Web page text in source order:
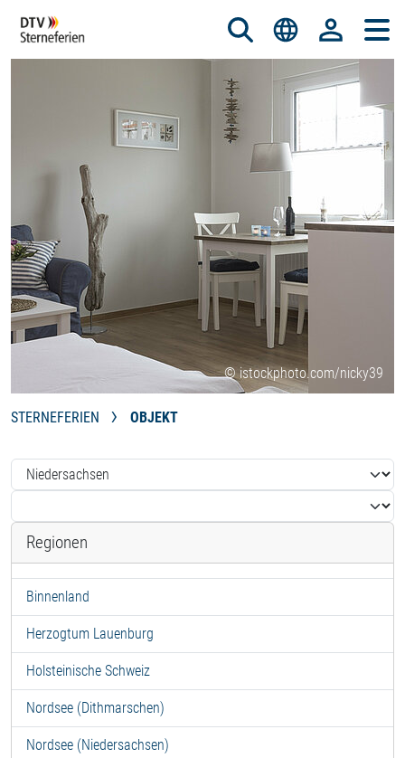
© istockphoto.com/nicky39
STERNEFERIEN OBJEKT
Regionen
Binnenland
Herzogtum Lauenburg
Holsteinische Schweiz
Nordsee (Dithmarschen)
Nordsee (Niedersachsen)